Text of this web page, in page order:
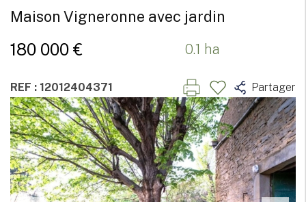
Maison Vigneronne avec jardin
180 000 € 0.1 ha
REF : 12012404371 Partager